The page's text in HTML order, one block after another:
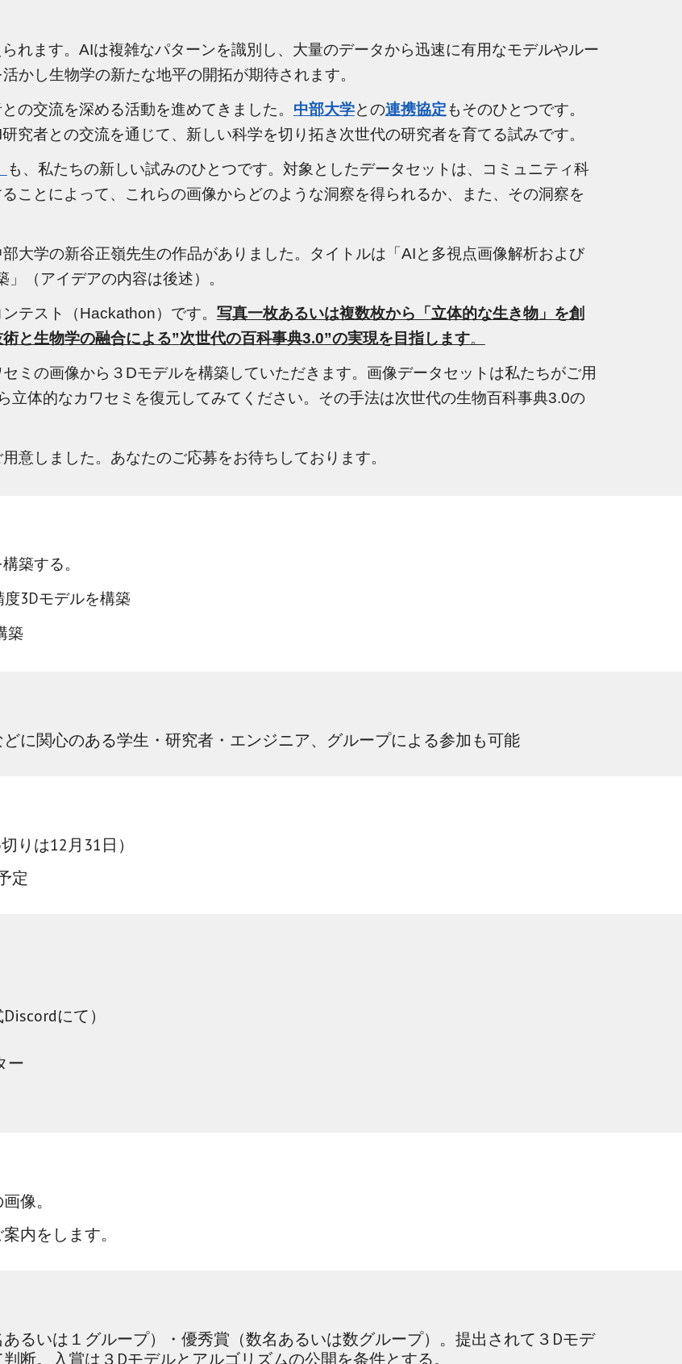
れます。AIは複雑なパターンを識別し、大量のデータから迅速に有用なモデルやルー
かし生物学の新たな地平の開拓が期待されます。
の交流を深める活動を進めてきました。 中部大学との連携協定もそのひとつです。
究者との交流を通じて、新しい科学を切り拓き次世代の研究者を育てる試みです。
も、私たちの新しい試みのひとつです。対象と したデータセットは、コミュニティ科
ことによって、これらの画像からどのような洞察を得られるか、また、その洞察を
部大学の新谷正嶺先生の作品がありました。タイトルは「AIと多視点画像解析および
（アイデアの内容は後述） 。
テスト（Hackathon）です。 写真一枚あるいは複数枚から「立体的な生き物」を創
と生物学の融合による”次世代の百科事典3.0”の実現を目指します。
ミの画像から３Dモデルを構築していただきます。画像データセットは私たちがご用
立体的なカワセミを復元してみてください。その手法は次世代の生物百科事典3.0の
意しました。あなたのご応募をお待ちしております。
築する。
3Dモデルを構築
築
に関心のある学生・研究者・エンジニア、グループによる参加も可能
りは12月 31日 ）
定
Discordにて）
ー
像。
内をします。
るいは１グループ）・優秀賞（数名あるいは数グループ）。提出されて３Dモデ
断。入賞は３Dモデルとアルゴリズムの公開を条件とする。